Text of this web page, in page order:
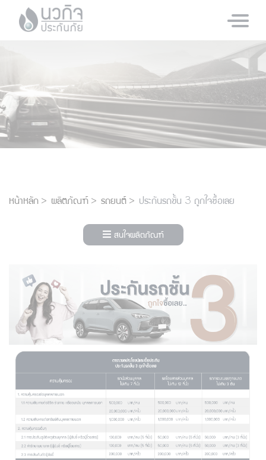
หน้าหลัก ผลิตภัณฑ์ รถยนต์ ประกันรถชั้น 3 ถูกใจซื้อเลย
สนใจผลิตภัณฑ์